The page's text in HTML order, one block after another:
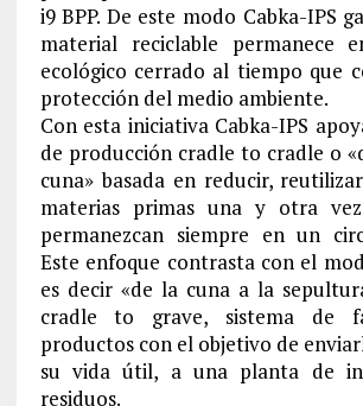
i9 BPP. De este modo Cabka-IPS
material reciclable permanece
ecológico cerrado al tiempo que
protección del medio ambiente.
Con esta iniciativa Cabka-IPS
de producción cradle to cradle o
cuna» basada en reducir,
materias primas una y otra
permanezcan siempre en un
Este enfoque contrasta con el
es decir «de la cuna a la
cradle to grave, sistema de
productos con el objetivo de
su vida útil, a una planta de
residuos.